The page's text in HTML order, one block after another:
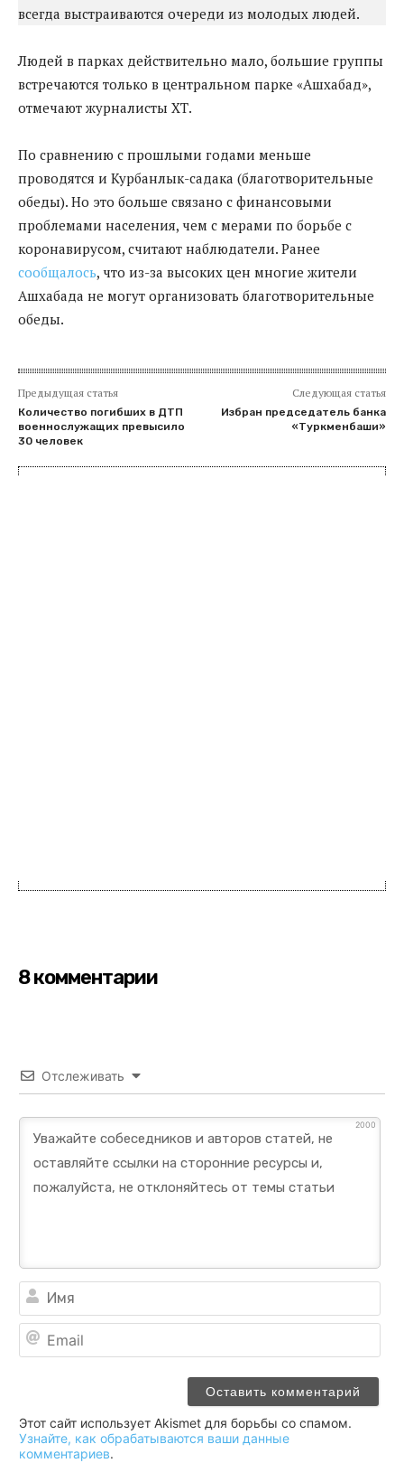
всегда выстраиваются очереди из молодых людей.
Людей в парках действительно мало, большие группы
встречаются только в центральном парке «Ашхабад»,
отмечают журналисты ХТ.
По сравнению с прошлыми годами меньше
проводятся и Курбанлык-садака (благотворительные
обеды). Но это больше связано с финансовыми
проблемами населения, чем с мерами по борьбе с
коронавирусом, считают наблюдатели. Ранее
сообщалось, что из-за высоких цен многие жители
Ашхабада не могут организовать благотворительные
обеды.
Предыдущая статья
Количество погибших в ДТП
военнослужащих превысило
30 человек
Следующая статья
Избран председатель банка
«Туркменбаши»
8 комментарии
Отслеживать
2000
Этот сайт использует Akismet для борьбы со спамом.
Узнайте, как обрабатываются ваши данные
комментариев.